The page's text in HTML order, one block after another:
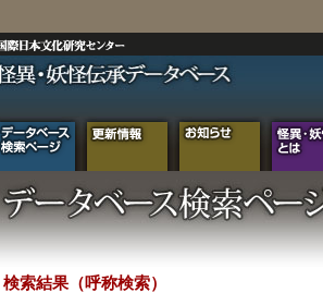
検索結果（呼称検索）